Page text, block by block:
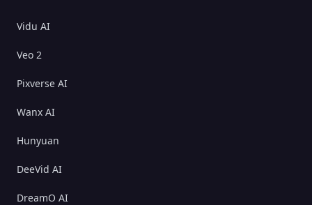
Vidu AI
Veo 2
Pixverse AI
Wanx AI
Hunyuan
DeeVid AI
DreamO AI